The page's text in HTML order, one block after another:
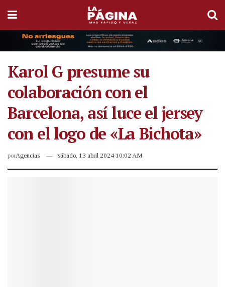
Karol G presume su
colaboración con el
Barcelona, así luce el jersey
con el logo de «La Bichota»
porAgencias sábado, 13 abril 2024 10:02 AM